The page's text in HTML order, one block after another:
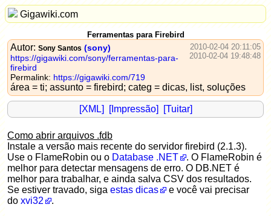
Gigawiki.com
Ferramentas para Firebird
2010-02-04 20:11:05
2010-02-04 19:48:48
Autor: Sony Santos (sony)
https://gigawiki.com/sony/ferramentas-para-
firebird
Permalink: https://gigawiki.com/719
área = ti; assunto = firebird; categ = dicas, list, soluções
[XML] [Impressão] [Tuitar]
Como abrir arquivos .fdb
Instale a versão mais recente do servidor firebird (2.1.3).
Use o FlameRobin ou o Database .NET
. O FlameRobin é
melhor para detectar mensagens de erro. O DB.NET é
melhor para trabalhar, e ainda salva CSV dos resultados.
Se estiver travado, siga estas dicas
e você vai precisar
do xvi32 .